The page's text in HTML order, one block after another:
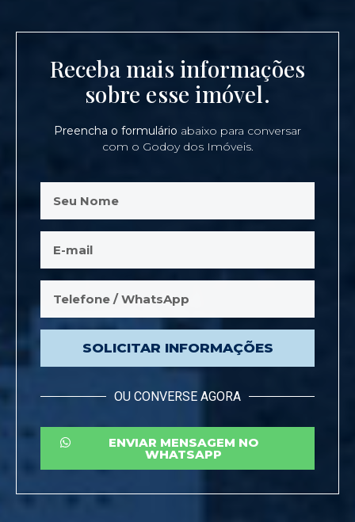
Receba mais informações
sobre esse imóvel.
Preencha o formulário abaixo para conversar
com o Godoy dos Imóveis.
SOLICITAR INFORMAÇÕES
OU CONVERSE AGORA
ENVIAR MENSAGEM NO
WHATSAPP